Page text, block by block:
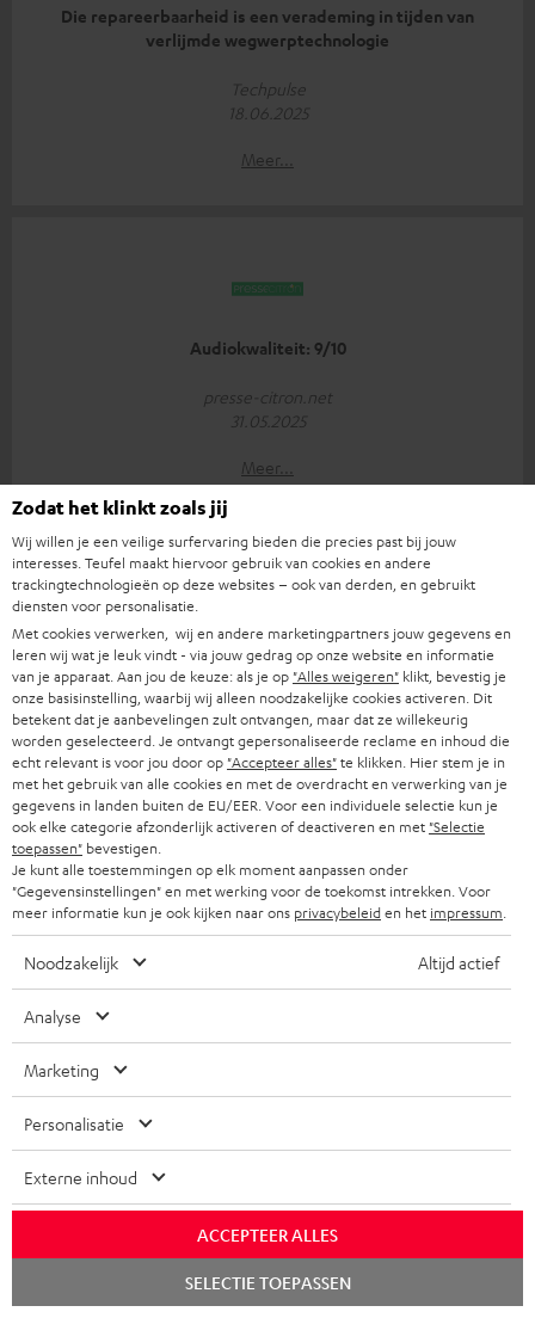
Die repareerbaarheid is een verademing in tijden van
verlijmde wegwerptechnologie
Techpulse
18.06.2025
Meer...
Audiokwaliteit: 9/10
presse-citron.net
31.05.2025
Meer...
"... zorgt voor een mooi gebalanceerd geluid..."
www.kopfhoerer.de
05/2025
Meer...
Accessoires
Benodigde accessoires
levering zijn inbegrepen
Zodat het klinkt zoals jij
Wij willen je een veilige surfervaring bieden die precies past bij jouw
interesses. Teufel maakt hiervoor gebruik van cookies en andere
trackingtechnologieën op deze websites – ook van derden, en gebruikt
diensten voor personalisatie.
Met cookies verwerken, wij en andere marketingpartners jouw gegevens en
leren wij wat je leuk vindt - via jouw gedrag op onze website en informatie
van je apparaat. Aan jou de keuze: als je op "Alles weigeren" klikt, bevestig je
onze basisinstelling, waarbij wij alleen noodzakelijke cookies activeren. Dit
betekent dat je aanbevelingen zult ontvangen, maar dat ze willekeurig
worden geselecteerd. Je ontvangt gepersonaliseerde reclame en inhoud die
echt relevant is voor jou door op "Accepteer alles"te klikken. Hier stem je in
met het gebruik van alle cookies en met de overdracht en verwerking van je
gegevens in landen buiten de EU/EER. Voor een individuele selectie kun je
ook elke categorie afzonderlijk activeren of deactiveren en met "Selectie
toepassen" bevestigen.
Je kunt alle toestemmingen op elk moment aanpassen onder
"Gegevensinstellingen" en met werking voor de toekomst intrekken. Voor
meer informatie kun je ook kijken naar ons privacybeleiden het impressum
Noodzakelijk Altijd actief
Analyse
Marketing
Personalisatie
Externe inhoud
ACCEPTEER ALLES
SELECTIE TOEPASSEN